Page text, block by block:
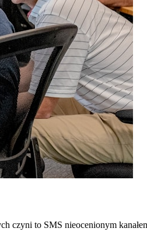
czyni to SMS nieocenionym